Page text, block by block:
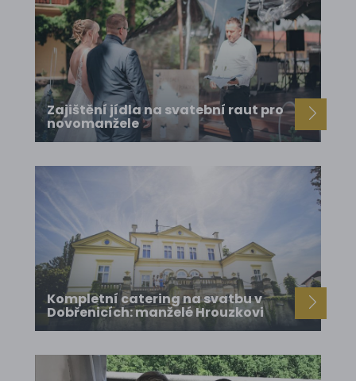
Zajištění jídla na svatební raut pro
novomanžele
Kompletní catering na svatbu v
Dobřenicích: manželé Hrouzkovi